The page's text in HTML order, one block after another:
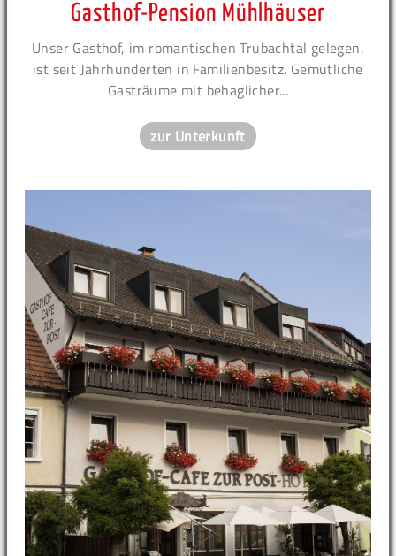
Gasthof-Pension Mühlhäuser
Unser Gasthof, im romantischen Trubachtal gelegen,
ist seit Jahrhunderten in Familienbesitz. Gemütliche
Gasträume mit behaglicher...
zur Unterkunft